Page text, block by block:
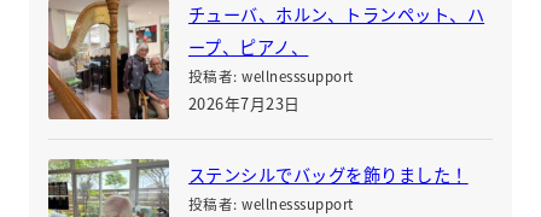
チューバ、ホルン、トランペット、ハ
ープ、ピアノ、
投稿者: wellnesssupport
2026年7月23日
ステンシルでバッグを飾りました！
投稿者: wellnesssupport